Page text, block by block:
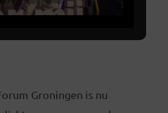
Groningen is nu